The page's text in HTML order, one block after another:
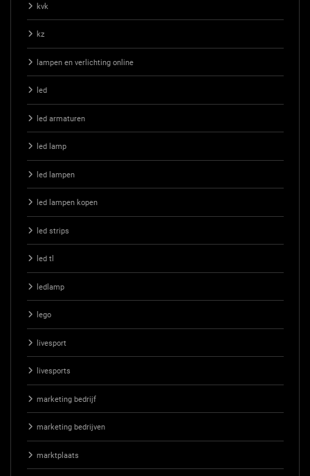
kvk
kz
lampen en verlichting online
led
led armaturen
led lamp
led lampen
led lampen kopen
led strips
led tl
ledlamp
lego
livesport
livesports
marketing bedrijf
marketing bedrijven
marktplaats